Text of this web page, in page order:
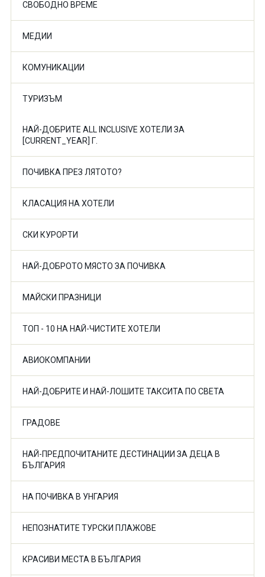
СВОБОДНО ВРЕМЕ
МЕДИИ
КОМУНИКАЦИИ
ТУРИЗЪМ
НАЙ-ДОБРИТЕ ALL INCLUSIVE ХОТЕЛИ ЗА
[CURRENT_YEAR] Г.
ПОЧИВКА ПРЕЗ ЛЯТОТО?
КЛАСАЦИЯ НА ХОТЕЛИ
СКИ КУРОРТИ
НАЙ-ДОБРОТО МЯСТО ЗА ПОЧИВКА
МАЙСКИ ПРАЗНИЦИ
ТОП - 10 НА НАЙ-ЧИСТИТЕ ХОТЕЛИ
АВИОКОМПАНИИ
НАЙ-ДОБРИТЕ И НАЙ-ЛОШИТЕ ТАКСИТА ПО СВЕТА
ГРАДОВЕ
НАЙ-ПРЕДПОЧИТАНИТЕ ДЕСТИНАЦИИ ЗА ДЕЦА В
БЪЛГАРИЯ
НА ПОЧИВКА В УНГАРИЯ
НЕПОЗНАТИТЕ ТУРСКИ ПЛАЖОВЕ
КРАСИВИ МЕСТА В БЪЛГАРИЯ